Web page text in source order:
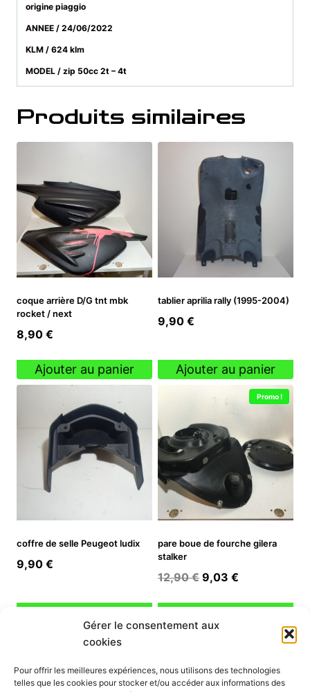
Gérer le consentement aux
cookies
Pour offrir les meilleures expériences, nous utilisons des technologies
telles que les cookies pour stocker et/ou accéder aux informations des
origine piaggio
ANNEE / 24/06/2022
KLM / 624 klm
MODEL / zip 50cc 2t – 4t
Produits similaires
coque arrière D/G tnt mbk
rocket / next
8,90 €
Ajouter au panier
tablier aprilia rally (1995-2004)
9,90 €
Ajouter au panier
coffre de selle Peugeot ludix
9,90 €
Promo !
pare boue de fourche gilera
stalker
12,90€ Le
initial
était :
9,03 €
actuel
INFORMATION